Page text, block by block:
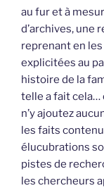
au fur et à
d’archives, une
reprenant en
explicitées au
histoire de la
telle a fait cela…
n’y ajoutez
les faits
élucubrations
pistes de
les chercheurs